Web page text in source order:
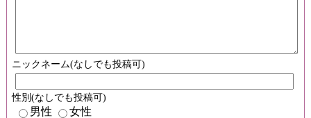
ニックネーム(なしでも投稿可)
性別(なしでも投稿可)
男性 女性